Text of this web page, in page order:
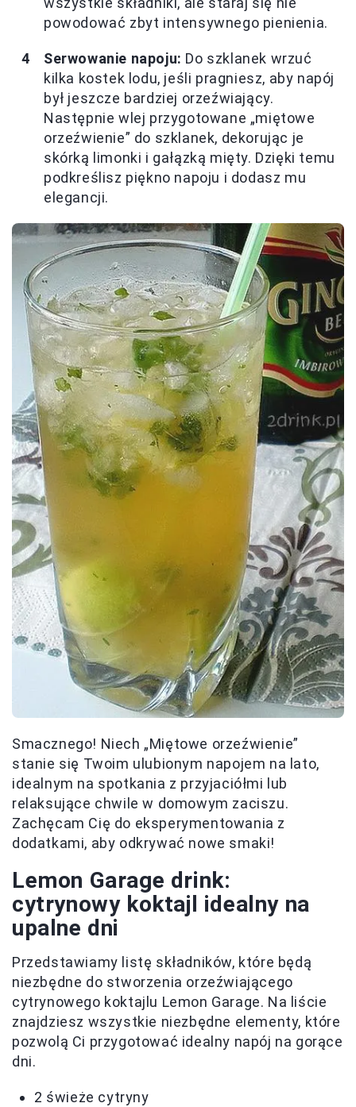
powodować zbyt intensywnego pienienia.
Serwowanie napoju: Do szklanek wrzuć
kilka kostek lodu, jeśli pragniesz, aby napój
był jeszcze bardziej orzeźwiający.
Następnie wlej przygotowane „miętowe
orzeźwienie” do szklanek, dekorując je
skórką limonki i gałązką mięty. Dzięki temu
podkreślisz piękno napoju i dodasz mu
elegancji.
Smacznego! Niech „Miętowe orzeźwienie”
stanie się Twoim ulubionym napojem na lato,
idealnym na spotkania z przyjaciółmi lub
relaksujące chwile w domowym zaciszu.
Zachęcam Cię do eksperymentowania z
dodatkami, aby odkrywać nowe smaki!
Lemon Garage drink:
cytrynowy koktajl idealny na
upalne dni
Przedstawiamy listę składników, które będą
niezbędne do stworzenia orzeźwiającego
cytrynowego koktajlu Lemon Garage. Na liście
znajdziesz wszystkie niezbędne elementy, które
pozwolą Ci przygotować idealny napój na gorące
dni.
2 świeże cytryny